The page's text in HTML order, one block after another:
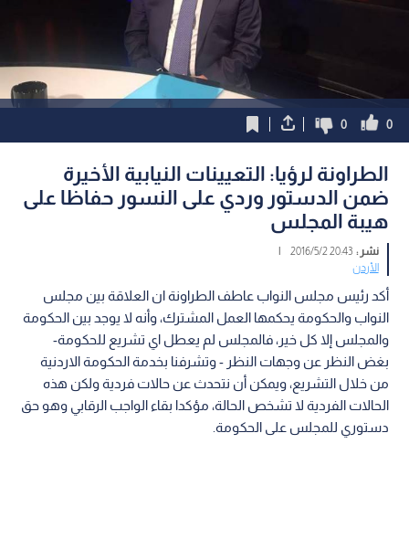
0
0
الطراونة لرؤيا: التعيينات النيابية الأخيرة
ضمن الدستور وردي على النسور حفاظا على
هيبة المجلس
نشر :20:43 2016/5/2
|
الأردن
أكد رئيس مجلس النواب عاطف الطراونة ان العلاقة بين مجلس
النواب والحكومة يحكمها العمل المشترك، وأنه لا يوجد بين الحكومة
والمجلس إلا كل خير، فالمجلس لم يعطل اي تشريع للحكومة-
بغض النظر عن وجهات النظر - وتشرفنا بخدمة الحكومة الاردنية
من خلال التشريع، ويمكن أن نتحدث عن حالات فردية ولكن هذه
الحالات الفردية لا تشخص الحالة، مؤكدا بقاء الواجب الرقابي وهو حق
دستوري للمجلس على الحكومة.